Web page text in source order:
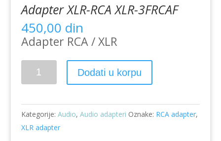
Adapter XLR-RCA XLR-3FRCAF
450,00 din
Adapter RCA / XLR
Adapter
XLR-
XLR-
3FRCAF
količina
Dodati u korpu
Kategorije: Audio, Audio adapteri Oznake: RCA adapter,
XLR adapter